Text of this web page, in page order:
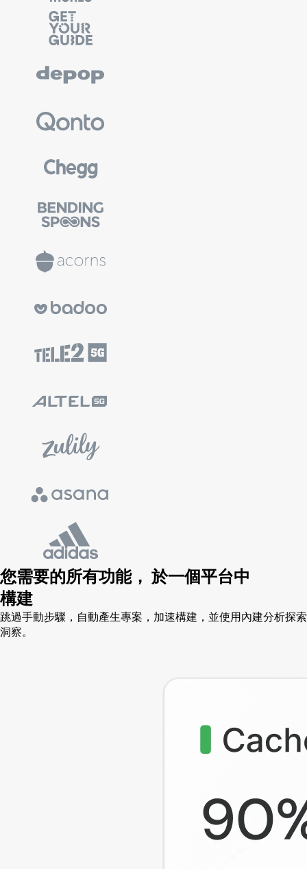
您需要的所有功能， 於一個平台中
構建
跳過手動步驟，自動產生專案，加速構建，並使用內建分析探索
洞察。